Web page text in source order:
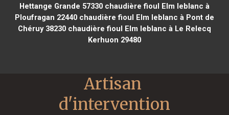
Hettange Grande 57330chaudière fioul Elm leblanc à
Ploufragan 22440chaudière fioul Elm leblanc à Pont de
Chéruy 38230chaudière fioul Elm leblanc à Le Relecq
Kerhuon 29480
Artisan
d'intervention